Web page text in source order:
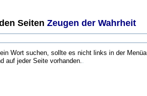
Seiten Zeugen der Wahrheit
Wort suchen, sollte es nicht links in der
auf jeder Seite vorhanden..